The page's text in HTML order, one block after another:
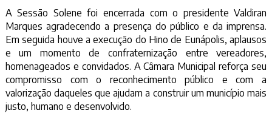
A Sessão Solene foi encerrada com o presidente Valdiran
Marques agradecendo a presença do público e da imprensa.
Em seguida houve a execução do Hino de Eunápolis, aplausos
e um momento de confraternização entre vereadores,
homenageados e convidados. A Câmara Municipal reforça seu
compromisso com o reconhecimento público e com a
valorização daqueles que ajudam a construir um município mais
justo, humano e desenvolvido.